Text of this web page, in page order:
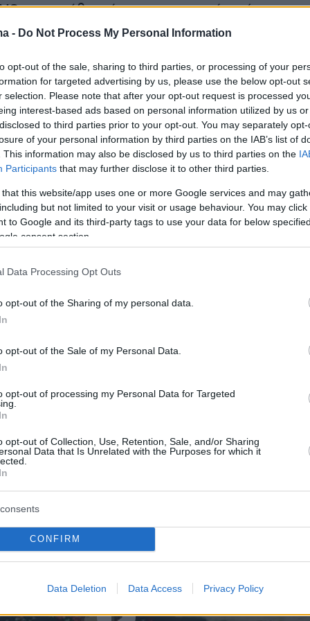
- Do Not Process My Personal Information
opt-out of the sale, sharing to third parties, or processing of your
for targeted advertising by us, please use the below opt-out
selection. Please note that after your opt-out request is processed
interest-based ads based on personal information utilized by us
to third parties prior to your opt-out. You may separately
of your personal information by third parties on the IAB’s list of
This information may also be disclosed by us to third parties on the
Participants that may further disclose it to other third parties.
that this website/app uses one or more Google services and may
but not limited to your visit or usage behaviour. You may
to Google and its third-party tags to use your data for below
consent section.
Data Processing Opt Outs
opt-out of the Sharing of my personal data.
opt-out of the Sale of my Personal Data.
opt-out of processing my Personal Data for Targeted
opt-out of Collection, Use, Retention, Sale, and/or Sharing
Data that Is Unrelated with the Purposes for which it
CONFIRM
Data Deletion Data Access Privacy Policy
του, κρύβοντάς το ουσιαστικά από την
τακτική που έχει γίνει πιο συνηθισμένη
του Ορμούζ
του πολέμου, η Σαουδική Αραβία είχε
Γιανμπού στην Ερυθρά Θάλασσα, καθώς η
της κυκλοφορίας στα Στενά του
εκατοντάδες εκατομμύρια βαρέλια
ύδατα του Κόλπου.